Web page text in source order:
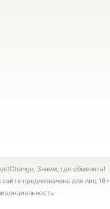
Знаем, где обменять!
предназначена для лиц 18+